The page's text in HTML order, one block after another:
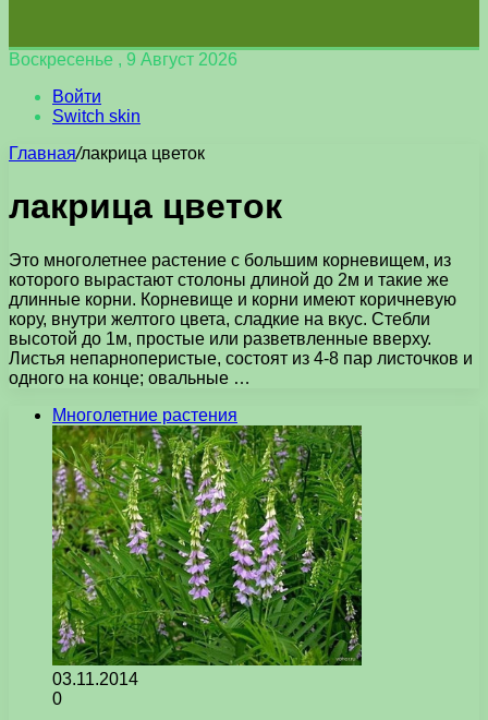
Воскресенье , 9 Август 2026
Войти
Switch skin
Главная/лакрица цветок
лакрица цветок
Это многолетнее растение с большим корневищем, из
которого вырастают столоны длиной до 2м и такие же
длинные корни. Корневище и корни имеют коричневую
кору, внутри желтого цвета, сладкие на вкус. Стебли
высотой до 1м, простые или разветвленные вверху.
Листья непарноперистые, состоят из 4-8 пар листочков и
одного на конце; овальные …
Многолетние растения
03.11.2014
0